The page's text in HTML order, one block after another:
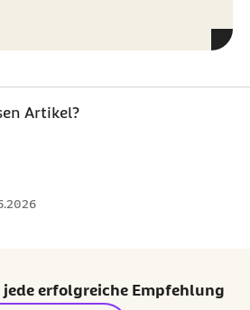
Artikel?
Sterne
4 Sterne5 Sterne
jede erfolgreiche Empfehlung